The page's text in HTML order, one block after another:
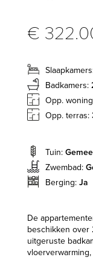
€
Badkamers:
Opp.
Opp. terras:
Tuin:
Zwembad:
Berging: Ja
De
beschikken over
uitgeruste